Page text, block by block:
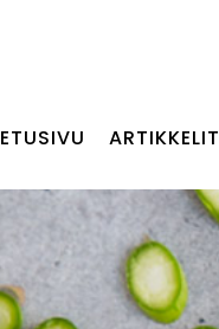
ETUSIVU ARTIKKELIT